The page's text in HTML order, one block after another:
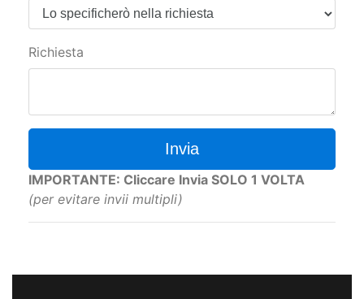
Richiesta
Invia
IMPORTANTE: Cliccare Invia SOLO 1 VOLTA
(per evitare invii multipli)